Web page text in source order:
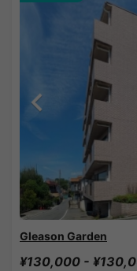
Gleason Garden
¥130,000 -